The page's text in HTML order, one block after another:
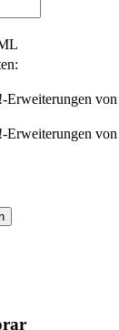
Erweiterungen
Erweiterungen